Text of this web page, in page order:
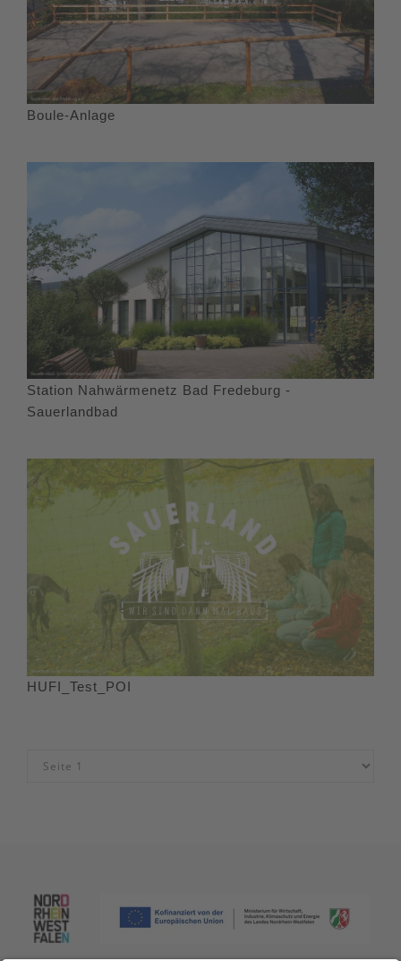
Boule-Anlage
Station Nahwärmenetz Bad Fredeburg -
Sauerlandbad
HUFI_Test_POI